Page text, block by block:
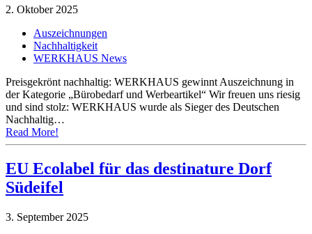
2. Oktober 2025
Auszeichnungen
Nachhaltigkeit
WERKHAUS News
Preisgekrönt nachhaltig: WERKHAUS gewinnt Auszeichnung in
der Kategorie „Bürobedarf und Werbeartikel“ Wir freuen uns riesig
und sind stolz: WERKHAUS wurde als Sieger des Deutschen
Nachhaltig…
Read More!
EU Ecolabel für das destinature Dorf
Südeifel
3. September 2025